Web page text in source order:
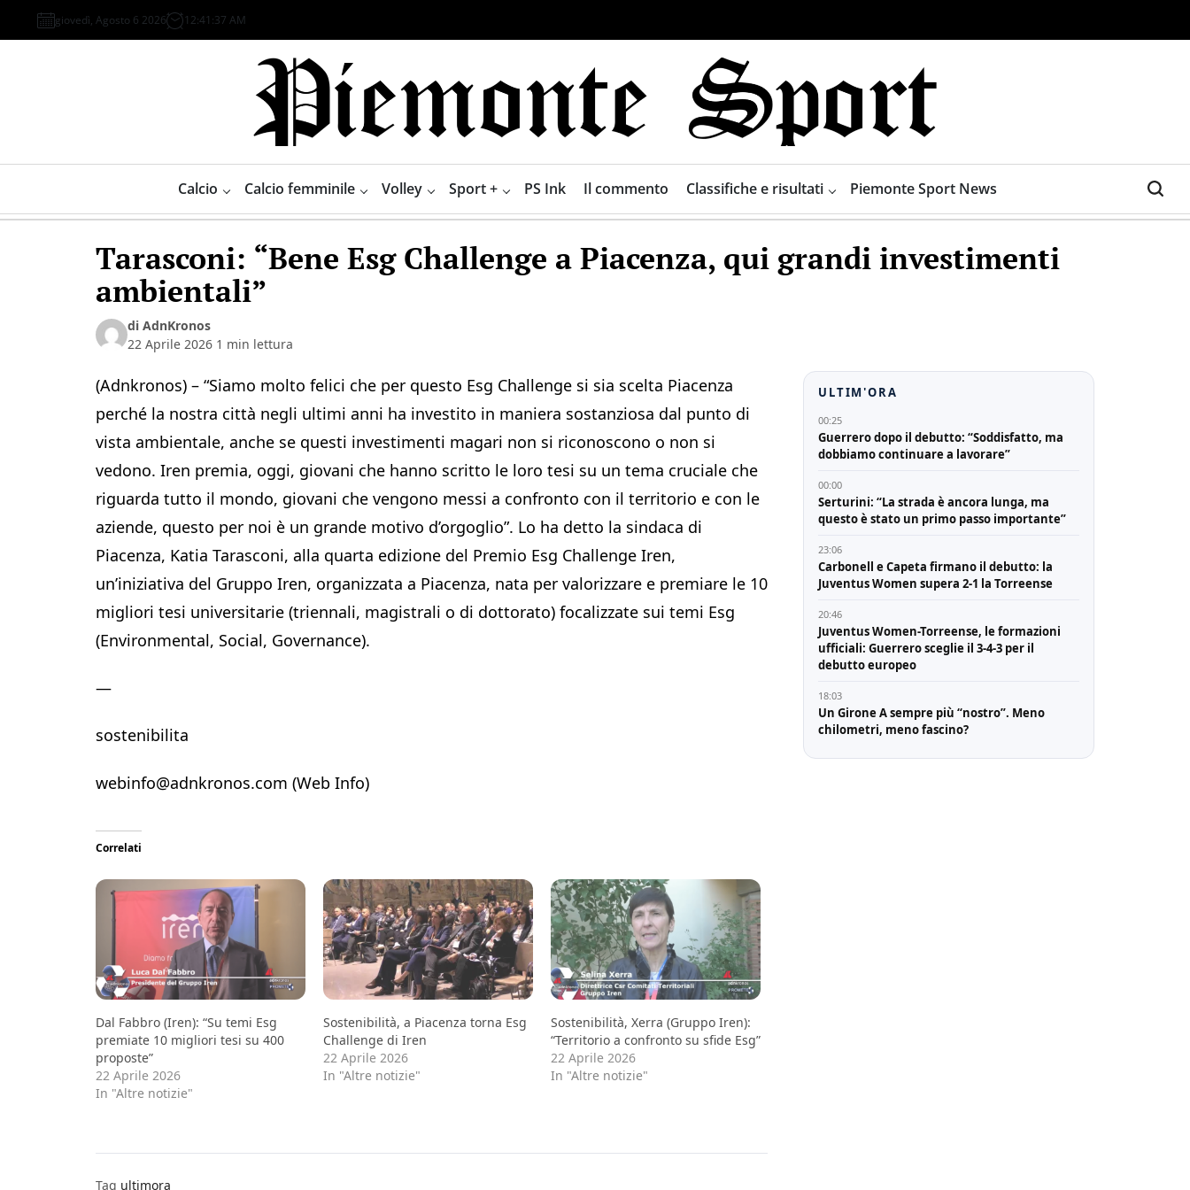
to
giovedì, Agosto 6 2026 12:41 :37 AM
Sport
Calcio Calcio femminile Volley Sport + PS Ink Il commento Classifiche e risultati Piemonte Sport News
Tarasconi: “Bene Esg Challenge a Piacenza, qui grandi investimenti
ambientali”
di AdnKronos
22 Aprile 2026 1 min lettura
(Adnkronos) – “Siamo molto felici che per questo Esg Challenge si sia scelta Piacenza
perché la nostra città negli ultimi anni ha investito in maniera sostanziosa dal punto di
vista ambientale, anche se questi investimenti magari non si riconoscono o non si
vedono. Iren premia, oggi, giovani che hanno scritto le loro tesi su un tema cruciale che
riguarda tutto il mondo, giovani che vengono messi a confronto con il territorio e con le
aziende, questo per noi è un grande motivo d’orgoglio”. Lo ha detto la sindaca di
Piacenza, Katia Tarasconi, alla quarta edizione del Premio Esg Challenge Iren,
un’iniziativa del Gruppo Iren, organizzata a Piacenza, nata per valorizzare e premiare le 10
migliori tesi universitarie (triennali, magistrali o di dottorato) focalizzate sui temi Esg
(Environmental, Social, Governance).
—
sostenibilita
webinfo@adnkronos.com (Web Info)
Correlati
Dal Fabbro (Iren): “Su temi Esg
premiate 10 migliori tesi su 400
proposte”
22 Aprile 2026
In "Altre notizie"
Sostenibilità, a Piacenza torna Esg
Challenge di Iren
22 Aprile 2026
In "Altre notizie"
Sostenibilità, Xerra (Gruppo Iren):
“Territorio a confronto su sfide Esg”
22 Aprile 2026
In "Altre notizie"
Tag ultimora
ULTIM'ORA
00:25
Guerrero dopo il debutto: “Soddisfatto, ma
dobbiamo continuare a lavorare”
00:00
Serturini: “La strada è ancora lunga, ma
questo è stato un primo passo importante”
23:06
Carbonell e Capeta firmano il debutto: la
Juventus Women supera 2-1 la Torreense
20:46
Juventus Women-Torreense, le formazioni
ufficiali: Guerrero sceglie il 3-4-3 per il
debutto europeo
18:03
Un Girone A sempre più “nostro”. Meno
chilometri, meno fascino?